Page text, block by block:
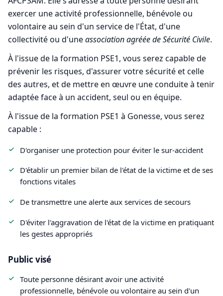
exercer une activité professionnelle, bénévole ou
volontaire au sein d'un service de l'État, d'une
collectivité ou d'uneassociation agréée de Sécurité Civile.
À l'issue de la formation PSE1, vous serez capable de
prévenir les risques, d'assurer votre sécurité et celle
des autres, et de mettre en œuvre une conduite à tenir
adaptée face à un accident, seul ou en équipe.
À l'issue de la formation PSE1 à Gonesse, vous serez
capable :
D'organiser une protection pour éviter le sur-accident
D'établir un premier bilan de l'état de la victime et de ses
fonctions vitales
De transmettre une alerte aux services de secours
D'éviter l'aggravation de l'état de la victime en pratiquant
les gestes appropriés
Public visé
Toute personne désirant avoir une activité
professionnelle, bénévole ou volontaire au sein d'un